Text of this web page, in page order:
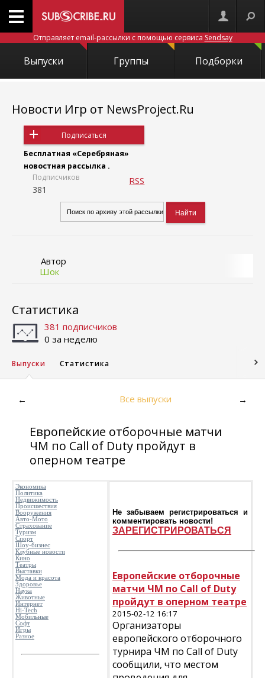
Отправляет email-рассылки с помощью сервиса Sendsay
Выпуски Группы Подборки
Новости Игр от NewsProject.Ru
Подписаться
Бесплатная «Серебряная»
новостная рассылка .
Подписчиков
381
RSS
Автор
Шок
Статистика
381 подписчиков
0 за неделю
Выпуски Статистика
← Все выпуски →
Европейские отборочные матчи
ЧМ по Call of Duty пройдут в
оперном театре
Экономика
Политика
Недвижимость
Происшествия
Вооружения
Авто-Мото
Страхование
Туризм
Спорт
Шоу-бизнес
Клубные новости
Кино
Театры
Выставки
Мода и красота
Здоровье
Наука
Животные
Интернет
Hi-Tech
Мобильные
Софт
Игры
Разное
Не забываем регистрироваться и
комментировать новости!
ЗАРЕГИСТРИРОВАТЬСЯ
Европейские отборочные
матчи ЧМ по Call of Duty
пройдут в оперном театре
2015-02-12 16:17
Организаторы
европейского отборочного
турнира ЧМ по Call of Duty
cообщили, что местом